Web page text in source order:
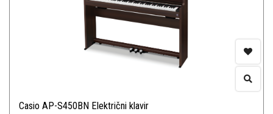
Casio AP-S450BN Električni klavir